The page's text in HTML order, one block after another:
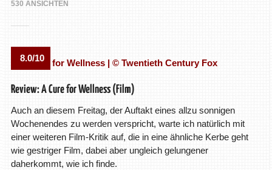
530 ANSICHTEN
8.0/10
Review: A Cure for Wellness (Film)
Auch an diesem Freitag, der Auftakt eines allzu sonnigen
Wochenendes zu werden verspricht, warte ich natürlich mit
einer weiteren Film-Kritik auf, die in eine ähnliche Kerbe geht
wie gestriger Film, dabei aber ungleich gelungener
daherkommt, wie ich finde.